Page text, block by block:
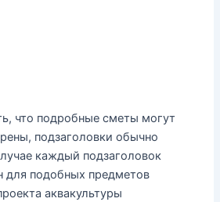
, что подробные сметы могут
, подзаголовки обычно
каждый подзаголовок
для подобных предметов
аквакультуры